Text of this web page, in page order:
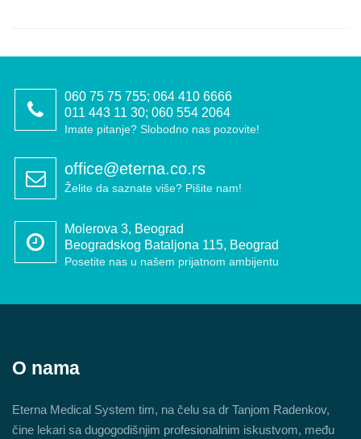
060 75 75 755; 064 410 6666
011 443 11 30; 060 554 2064
Imate pitanje? Slobodno nas pozovite!
office@eterna.co.rs
Želite da saznate više? Pišite nam!
Molerova 3, Beograd
Beogradskog Bataljona 115, Beograd
Posetite nas u našem prijatnom ambijentu
O nama
Eterna Medical System tim, na čelu sa dr Tanjom Radenkov,
čine lekari sa dugogodišnjim profesionalnim iskustvom, među